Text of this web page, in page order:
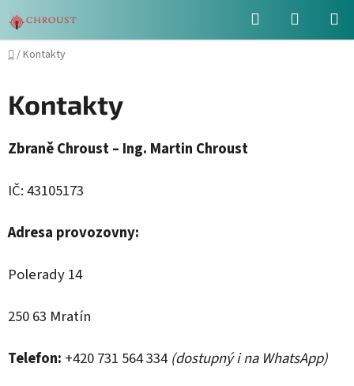
na
obsah
Hledat
KOŠÍK
Domů
/Kontakty
Kontakty
Zbraně Chroust – Ing. Martin Chroust
IČ: 43105173
Adresa provozovny:
Polerady 14
250 63 Mratín
Telefon: +420 731 564 334(dostupný i na WhatsApp)